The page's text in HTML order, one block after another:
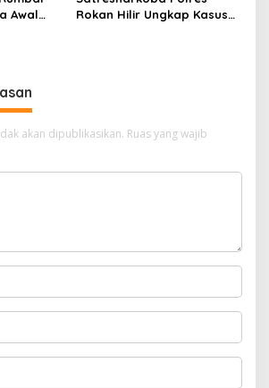
Awal
Rokan Hilir Ungkap Kasus
akan dipublikasikan. Ruas yang wajib